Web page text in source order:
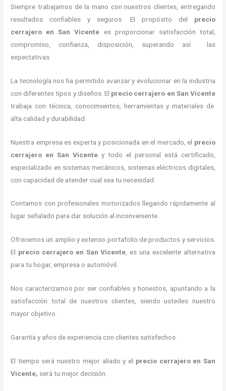
Siempre trabajamos de la mano con nuestros clientes, entregando
resultados confiables y seguros. El propósito del precio
cerrajero en San Vicente es proporcionar satisfacción total,
compromiso, confianza, disposición, superando así las
expectativas.
La tecnología nos ha permitido avanzar y evolucionar en la industria
con diferentes tipos y diseños. El precio cerrajero en San Vicente
trabaja con técnica, conocimientos, herramientas y materiales de
alta calidad y durabilidad.
Nuestra empresa es experta y posicionada en el mercado, el precio
cerrajero en San Vicente y todo el personal está certificado,
especializado en sistemas mecánicos, sistemas eléctricos digitales,
con capacidad de atender cual sea tu necesidad.
Contamos con profesionales motorizados llegando rápidamente al
lugar señalado para dar solución al inconveniente.
Ofrecemos un amplio y extenso portafolio de productos y servicios.
El precio cerrajero en San Vicente, es una excelente alternativa
para tu hogar, empresa o automóvil.
Nos caracterizamos por ser confiables y honestos, apuntando a la
satisfacción total de nuestros clientes, siendo ustedes nuestro
mayor objetivo.
Garantía y años de experiencia con clientes satisfechos.
El tiempo será nuestro mejor aliado y el precio cerrajeroen San
Vicente, será tu mejor decisión.